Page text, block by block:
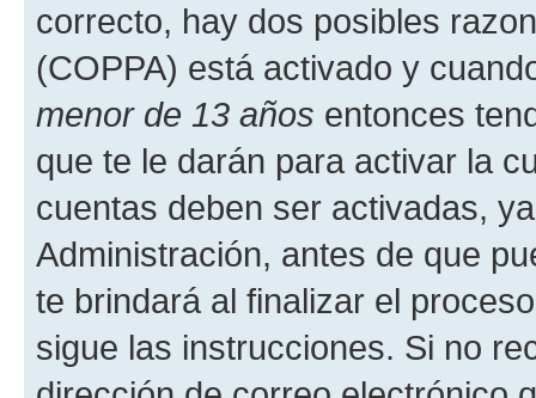
correcto, hay dos posibles
(COPPA) está activado y
menor de 13 años entonces
que te le darán para activar la
cuentas deben ser activadas,
Administración, antes de que
te brindará al finalizar el
sigue las instrucciones. Si no